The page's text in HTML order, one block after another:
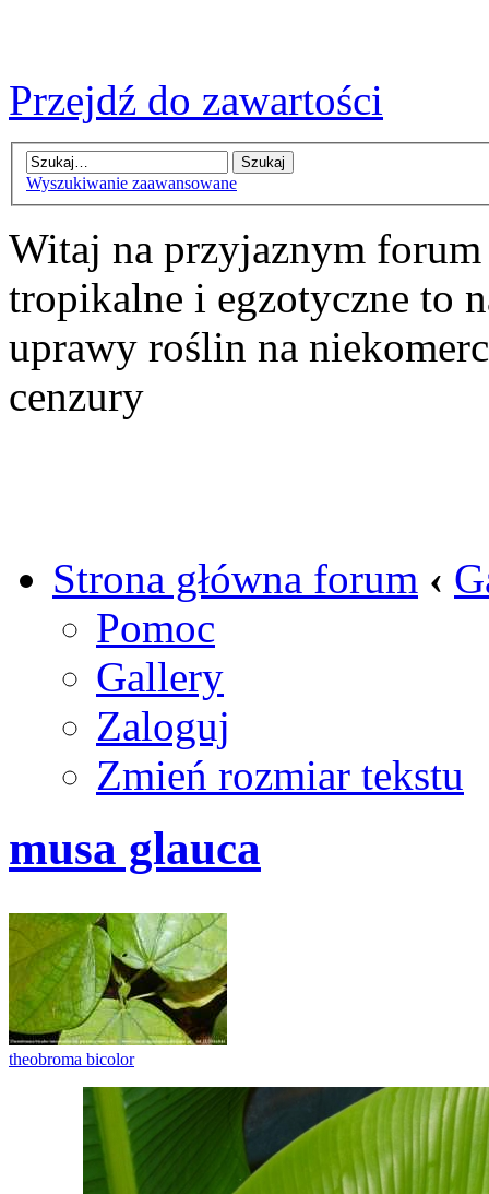
Przejdź do zawartości
Wyszukiwanie zaawansowane
Witaj na przyjaznym
tropikalne i egzotyczne to
uprawy roślin na
cenzury
Strona główna forum ‹
Pomoc
Gallery
Zaloguj
Zmień rozmiar tekstu
musa glauca
theobroma bicolor